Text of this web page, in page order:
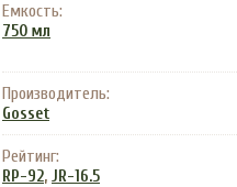
Емкость:
750 мл
Производитель:
Gosset
Рейтинг:
RP-92, JR-16.5